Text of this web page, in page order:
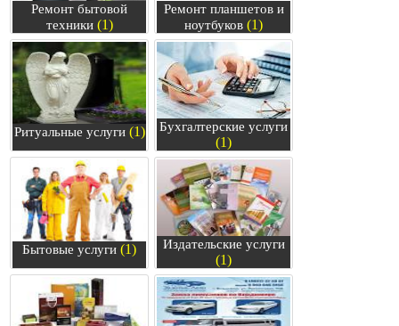
Ремонт бытовой
техники(1)
Ремонт планшетов и
ноутбуков (1)
Ритуальные услуги(1) Бухгалтерские услуги
(1)
Бытовые услуги (1) Издательские услуги
(1)